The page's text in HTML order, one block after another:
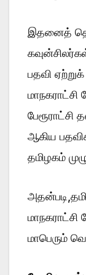
இதனைத்
பதவி
மாநகராட்சி
ஆகிய
தமிழகம்
மாநகராட்சி
மாபெரும்